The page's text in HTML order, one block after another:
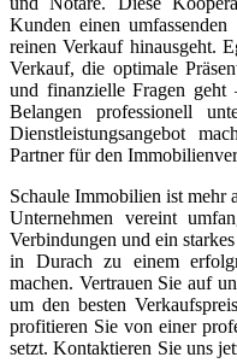
Kunden einen
reinen Verkauf hinausgeht.
Verkauf, die optimale
und finanzielle Fragen
Belangen professionell
Dienstleistungsangebot
Partner für den
Schaule Immobilien ist mehr
Unternehmen vereint
Verbindungen und ein
in Durach zu einem
machen. Vertrauen Sie auf
um den besten
profitieren Sie von einer
setzt. Kontaktieren Sie uns